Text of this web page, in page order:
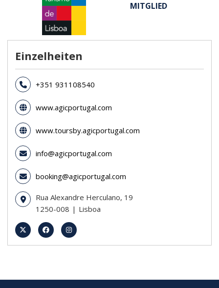
MITGLIED
Einzelheiten
+351 931108540
www.agicportugal.com
www.toursby.agicportugal.com
info@agicportugal.com
booking@agicportugal.com
Rua Alexandre Herculano, 19
1250-008
Lisboa